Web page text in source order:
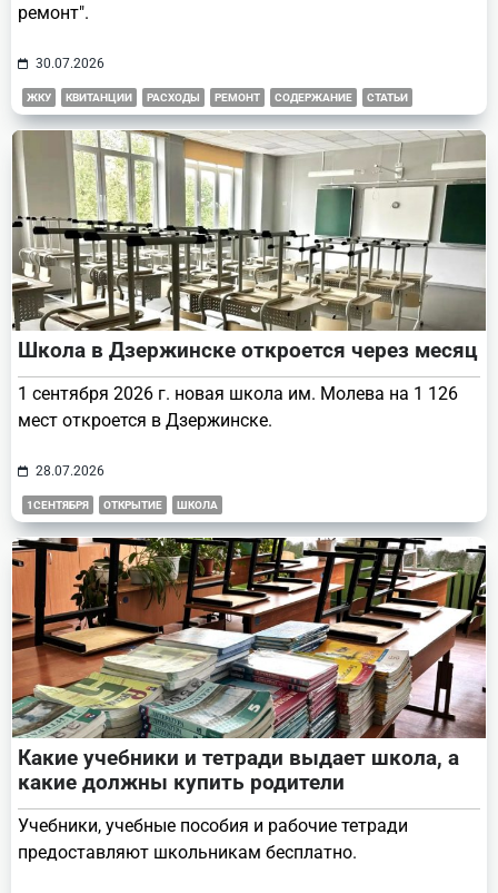
ремонт".
30.07.2026
ЖКУ КВИТАНЦИИ РАСХОДЫ РЕМОНТ СОДЕРЖАНИЕ СТАТЬИ
Школа в Дзержинске откроется через месяц
1 сентября 2026 г. новая школа им. Молева на 1 126
мест откроется в Дзержинске.
28.07.2026
1СЕНТЯБРЯ ОТКРЫТИЕ ШКОЛА
Какие учебники и тетради выдает школа, а
какие должны купить родители
Учебники, учебные пособия и рабочие тетради
предоставляют школьникам бесплатно.